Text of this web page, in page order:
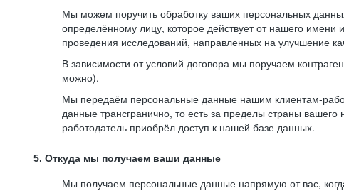
Мы можем поручить обработку ваших персональных
определённому лицу, которое действует от нашего
проведения исследований, направленных на улучшение
В зависимости от условий договора мы поручаем
можно).
Мы передаём персональные данные нашим клиентам-
данные трансгранично, то есть за пределы страны
работодатель приобрёл доступ к нашей базе данных.
5. Откуда мы получаем ваши данные
Мы получаем персональные данные напрямую от вас,